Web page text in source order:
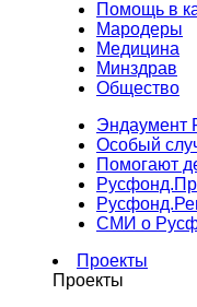
Помощь в
Мародеры
Медицина
Минздрав
Общество
Эндаумент
Особый
Помогают
СМИ о
Проекты
Проекты